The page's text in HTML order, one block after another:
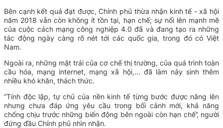
Bên cạnh kết quả đạt được, Chính phủ thừa nhận kinh tế - xã hội
năm 2018 vẫn còn không ít tồn tại, hạn chế; sự nổi lên mạnh mẽ
của cuộc cách mạng công nghiệp 4.0 đã và đang tạo ra những
tác động ngày càng rõ nét tới các quốc gia, trong đó có Việt
Nam.
Ngoài ra, những mặt trái của cơ chế thị trường, của quá trình toàn
cầu hóa, mạng internet, mạng xã hội,... đã làm nảy sinh thêm
nhiều khó khăn, thách thức.
“Tính độc lập, tự chủ của nền kinh tế từng bước được nâng lên
nhưng chưa đáp ứng yêu cầu trong bối cảnh mới, khả năng
chống chịu trước những biến động bên ngoài còn hạn chế”, người
đứng đầu Chính phủ nhìn nhận.